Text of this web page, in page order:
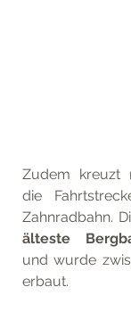
Zudem kreuzt
die
älteste
und wurde
erbaut.